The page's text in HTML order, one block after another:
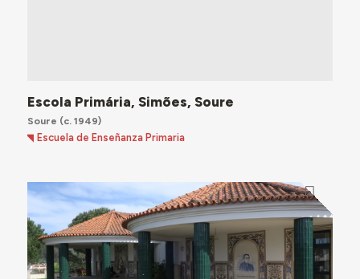
Escola Primária, Simões, Soure
Soure (c. 1949)
Escuela de Enseñanza Primaria